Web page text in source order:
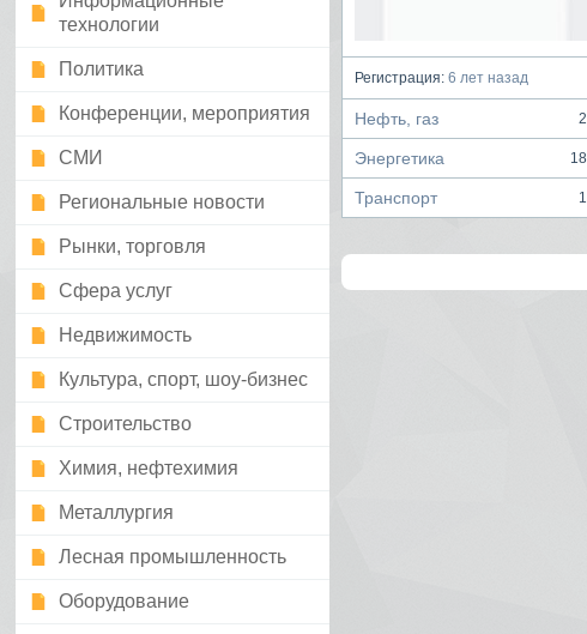
технологии
Политика
Конференции, мероприятия
СМИ
Региональные новости
Рынки, торговля
Сфера услуг
Недвижимость
Культура, спорт, шоу-бизнес
Строительство
Химия, нефтехимия
Металлургия
Лесная промышленность
Оборудование
Регистрация:6 лет назад
Нефть, газ 2
Энергетика 18
Транспорт 1